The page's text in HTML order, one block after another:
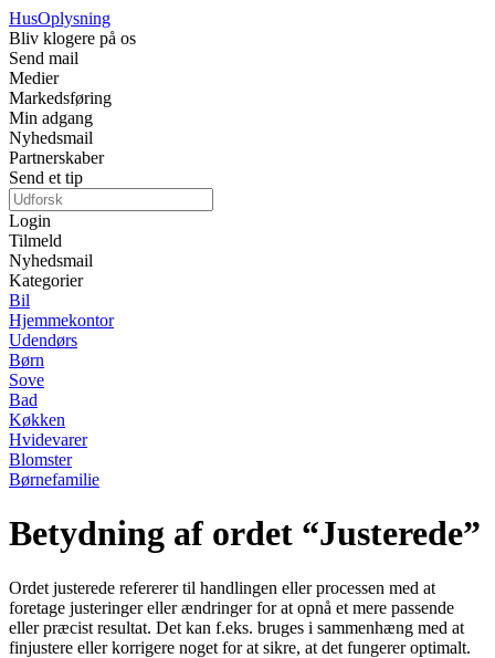
HusOplysning
Bliv klogere på os
Send mail
Medier
Markedsføring
Min adgang
Nyhedsmail
Partnerskaber
Send et tip
Login
Tilmeld
Nyhedsmail
Kategorier
Bil
Hjemmekontor
Udendørs
Børn
Sove
Bad
Køkken
Hvidevarer
Blomster
Børnefamilie
Betydning af ordet “Justerede”
Ordet justerede refererer til handlingen eller processen med at
foretage justeringer eller ændringer for at opnå et mere passende
eller præcist resultat. Det kan f.eks. bruges i sammenhæng med at
finjustere eller korrigere noget for at sikre, at det fungerer optimalt.